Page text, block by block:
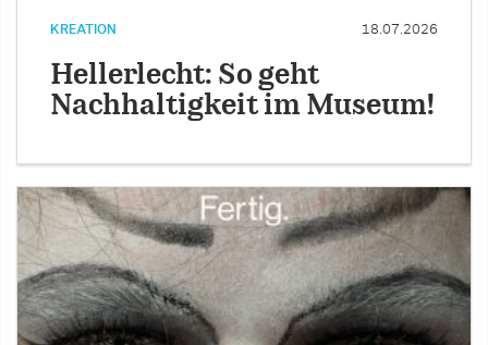
KREATION 18.07.2026
Hellerlecht: So geht
Nachhaltigkeit im Museum!